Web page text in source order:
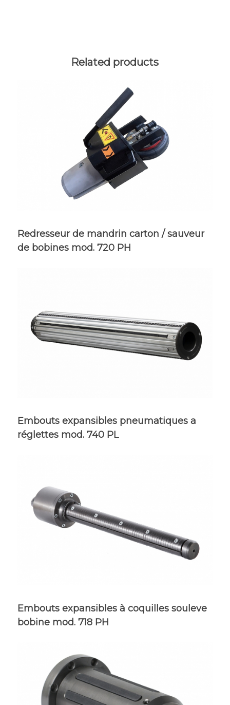
Related products
Redresseur de mandrin carton / sauveur
de bobines mod. 720 PH
Embouts expansibles pneumatiques a
réglettes mod. 740 PL
Embouts expansibles à coquilles souleve
bobine mod. 718 PH